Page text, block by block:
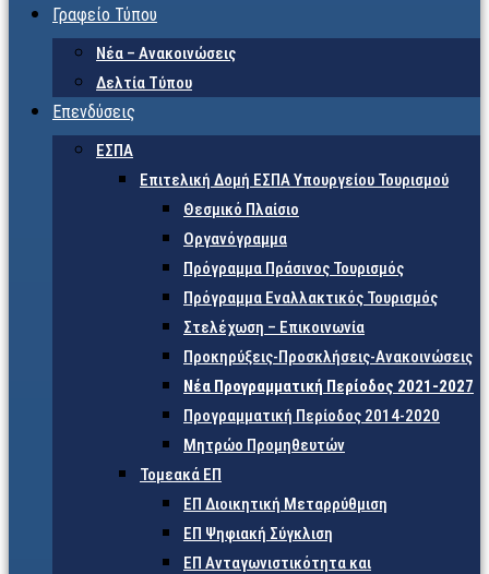
Γραφείο Τύπου
Νέα – Ανακοινώσεις
Δελτία Τύπου
Επενδύσεις
ΕΣΠΑ
Επιτελική Δομή ΕΣΠΑ Υπουργείου Τουρισμού
Θεσμικό Πλαίσιο
Οργανόγραμμα
Πρόγραμμα Πράσινος Τουρισμός
Πρόγραμμα Εναλλακτικός Τουρισμός
Στελέχωση – Επικοινωνία
Προκηρύξεις-Προσκλήσεις-Ανακοινώσεις
Νέα Προγραμματική Περίοδος 2021-2027
Προγραμματική Περίοδος 2014-2020
Μητρώο Προμηθευτών
Τομεακά ΕΠ
ΕΠ Διοικητική Μεταρρύθμιση
ΕΠ Ψηφιακή Σύγκλιση
ΕΠ Ανταγωνιστικότητα και